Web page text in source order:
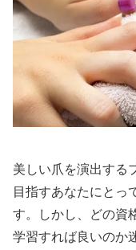
美しい爪を演出する
目指すあなたにとっ
す。しかし、どの資
学習すれば良いのか